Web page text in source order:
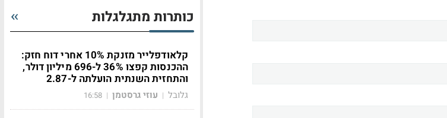
כותרות מתגלגלות
קלאודפלייר מזנקת 10% אחרי דוח חזק:
ההכנסות קפצו 36% ל-696 מיליון דולר,
והתחזית השנתית הועלתה ל-2.87
גלובל | עוזי גרסטמן |
16:58